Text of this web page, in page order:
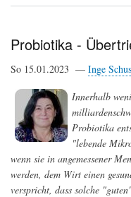
Probiotika -
So 15.01.2023 — Inge
Innerhalb
Probiotika
"lebende
wenn sie in angemessener
werden, dem Wirt einen
verspricht, dass solche